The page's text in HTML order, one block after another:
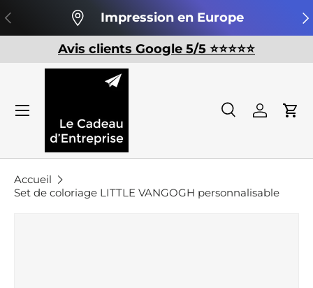
Aller au contenu
Précédent Impression en Europe
Avis clients Google 5/5 ⭐️⭐️⭐️⭐️⭐️
Recherche
Recherche
Se
Accueil
Set de coloriage LITTLE VANGOGH personnalisable